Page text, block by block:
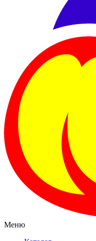
Меню